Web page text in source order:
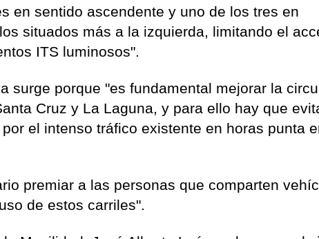
en sentido ascendente y uno de los tres en
situados más a la izquierda, limitando el
ITS luminosos".
surge porque "es fundamental mejorar la
Cruz y La Laguna, y para ello hay que
el intenso tráfico existente en horas punta
premiar a las personas que comparten
de estos carriles".